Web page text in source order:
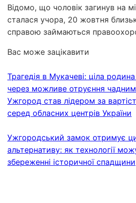
Відомо, що чоловік загинув на
сталася учора, 20 жовтня
справою займаються
Вас може зацікавити
Трагедія в Мукачеві: ціла родина
через можливе отруєння
Ужгород став лідером за
серед обласних центрів України
Ужгородський замок отримує
альтернативу: як технології
збереженні історичної спадщини